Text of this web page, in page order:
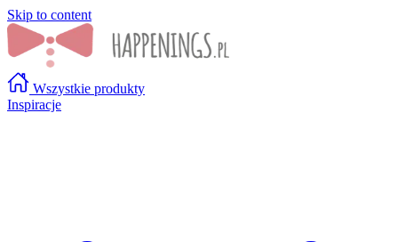
Skip to content
Wszystkie produkty
Inspiracje